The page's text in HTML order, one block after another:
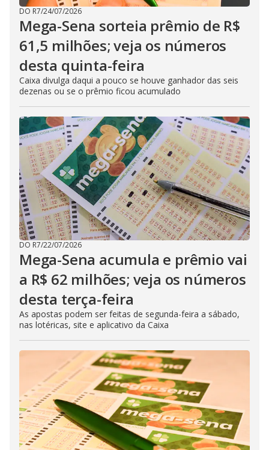
DO R7/24/07/2026
Mega-Sena sorteia prêmio de R$
61,5 milhões; veja os números
desta quinta-feira
Caixa divulga daqui a pouco se houve ganhador das seis
dezenas ou se o prêmio ficou acumulado
DO R7/22/07/2026
Mega-Sena acumula e prêmio vai
a R$ 62 milhões; veja os números
desta terça-feira
As apostas podem ser feitas de segunda-feira a sábado,
nas lotéricas, site e aplicativo da Caixa